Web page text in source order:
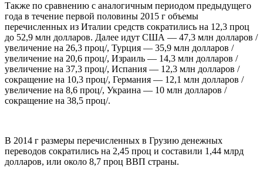
Также по сравнению с аналогичным периодом предыдущего
года в течение первой половины 2015 г объемы
перечисленных из Италии средств сократились на 12,3 проц
до 52,9 млн долларов. Далее идут США — 47,3 млн долларов /
увеличение на 26,3 проц/, Турция — 35,9 млн долларов /
увеличение на 20,6 проц/, Израиль — 14,3 млн долларов /
увеличение на 37,3 проц/, Испания — 12,3 млн долларов /
сокращение на 10,3 проц/, Германия — 12,1 млн долларов /
увеличение на 8,6 проц/, Украина — 10 млн долларов /
сокращение на 38,5 проц/.
В 2014 г размеры перечисленных в Грузию денежных
переводов сократились на 2,45 проц и составили 1,44 млрд
долларов, или около 8,7 проц ВВП страны.